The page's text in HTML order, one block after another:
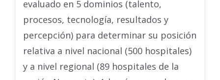
evaluado en 5 dominios (talento,
procesos, tecnología, resultados y
percepción) para determinar su posición
relativa a nivel nacional (500 hospitales)
y a nivel regional (89 hospitales de la